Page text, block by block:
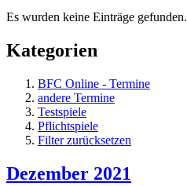
Es wurden keine Einträge gefunden.
Kategorien
BFC Online - Termine
andere Termine
Testspiele
Pflichtspiele
Filter zurücksetzen
Dezember 2021